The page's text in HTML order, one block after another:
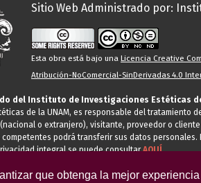
que obtenga la mejor
Sitio Web Administrado por:
Esta obra está bajo una Licencia Creative
Atribución-NoComercial-SinDerivadas 4.0
del Instituto de Investigaciones Estéticas
de la UNAM, es responsable del
o extranjero), visitante, proveedor o
podrá transferir sus datos
integral se puede consultarAQUÍ